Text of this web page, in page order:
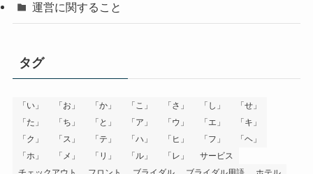
運営に関すること
タグ
「い」 「お」 「か」 「こ」 「さ」 「し」
「せ」
「た」
「ち」 「と」 「ア」 「ウ」 「エ」
「キ」
「ク」
「ス」 「テ」 「ハ」 「ヒ」 「フ」
「ヘ」
「ホ」
「メ」 「リ」 「ル」 「レ」
サービス